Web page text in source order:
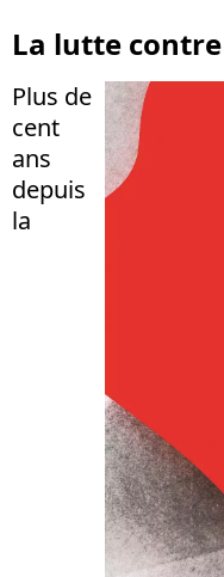
La lutte contre
Plus de
cent
ans
depuis
la